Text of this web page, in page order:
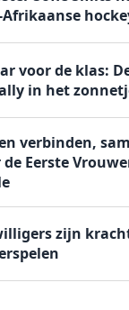
voor de klas:
in het
verbinden,
Eerste
zijn